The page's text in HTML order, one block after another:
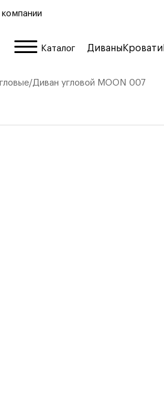
Каталог ДиваныКровати
/Диван угловой MOON 007